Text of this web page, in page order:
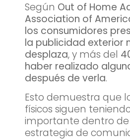
Según Out of Home
Association of
los consumidores
la publicidad exterior
desplaza, y más del
haber realizado
después de verla.
Esto demuestra que
físicos siguen
importante dentro
estrategia de